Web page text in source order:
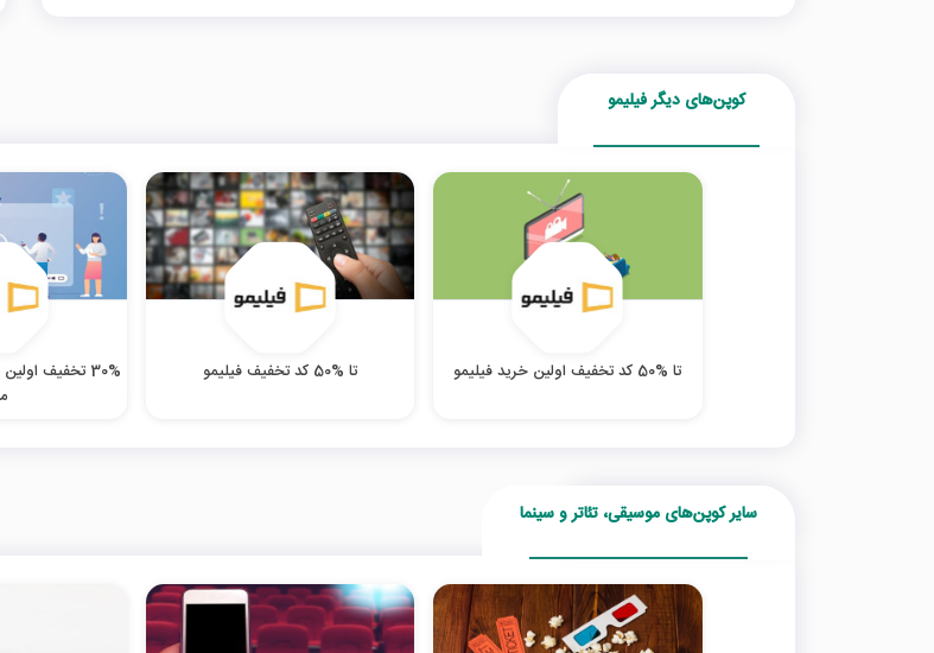
کوپن‌های دیگر فیلیمو
تا %50 کد تخفیف اولین خرید فیلیمو تا %50 کد تخفیف فیلیمو
سایر کوپن‌های موسیقی، تئاتر و سینما